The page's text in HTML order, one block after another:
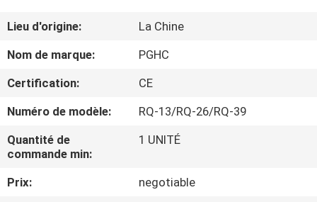
AU
DE
NOUS
VISITE
D'USINE
Lieu d'origine:
La Chine
Nom de marque:
PGHC
Certification:
CE
Numéro de modèle:
RQ-13/RQ-26/RQ-39
Quantité de
commande min:
1 UNITÉ
Prix:
negotiable